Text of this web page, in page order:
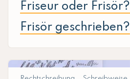
Friseur oder
Frisör geschrieben?